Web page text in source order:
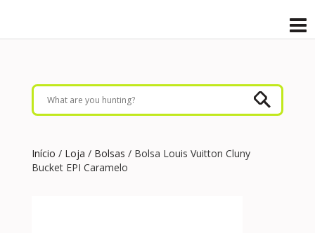
Início / Loja / Bolsas / Bolsa Louis Vuitton Cluny
Bucket EPI Caramelo